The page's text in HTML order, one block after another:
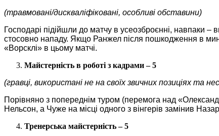
(травмовані/дискваліфіковані, особливі обставини)
Господарі підійшли до матчу в усеозброєнні, навпаки
стосовно нападу. Якщо Ранжел після пошкодження в
«Ворсклі» в цьому матчі.
Майстерність в роботі з кадрами – 5
(гравці, використані не на своїх звичних позиціях та
Порівняно з попереднім туром (перемога над
Нельсон, а Чуже на місці одного з вінгерів замінив
Тренерська майстерність – 5